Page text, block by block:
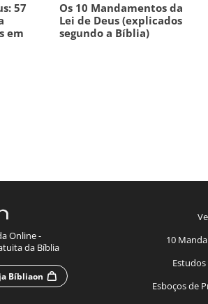
57
em
Os 10 Mandamentos da
Lei de Deus (explicados
segundo a Bíblia)
Online -
da Bíblia
Bíbliaon
10
Esboços de